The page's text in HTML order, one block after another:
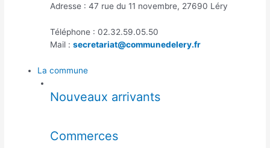
Adresse : 47 rue du 11 novembre, 27690 Léry
Téléphone : 02.32.59.05.50
Mail : secretariat@communedelery.fr
La commune
Nouveaux arrivants
Commerces